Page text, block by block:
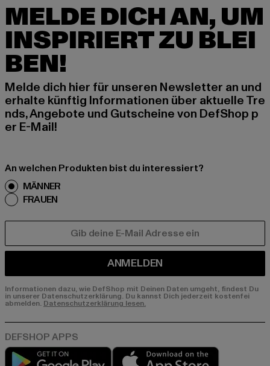
MELDE DICH AN, UM
INSPIRIERT ZU BLEI
BEN!
Melde dich hier für unseren Newsletter an und
erhalte künftig Informationen über aktuelle Tre
nds, Angebote und Gutscheine von DefShop p
er E-Mail!
An welchen Produkten bist du interessiert?
MÄNNER
FRAUEN
ANMELDEN
Informationen dazu, wie DefShop mit Deinen Daten umgeht, findest Du
in unserer Datenschutzerklärung. Du kannst Dich jederzeit kostenfei
abmelden. Datenschutzerklärung lesen.
Play market